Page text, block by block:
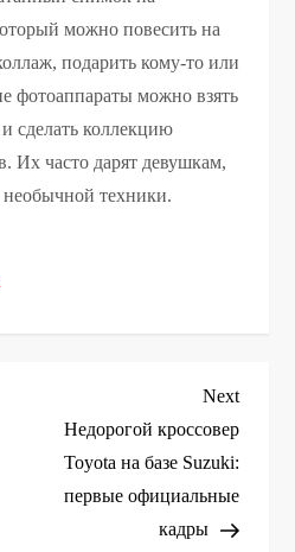
можно повесить на
подарить кому-то или
фотоаппараты можно взять
сделать коллекцию
Их часто дарят девушкам,
техники.
Next
Post
Next
Недорогой кроссовер
Toyota на базе Suzuki:
первые официальные
кадры